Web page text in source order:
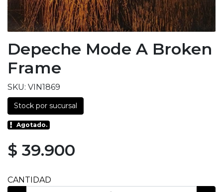
Depeche Mode A Broken
Frame
SKU: VIN1869
Stock por sucursal
Agotado.
$ 39.900
CANTIDAD